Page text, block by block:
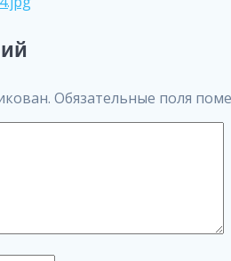
Обязательные поля